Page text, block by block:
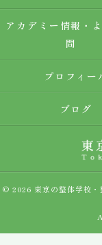
アカデミー情報・
問
プロフィー
ブログ
© 2026 東京の整体学校・